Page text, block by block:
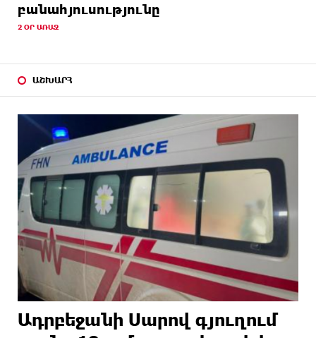
բանահյուսությունը
2 ՕՐ ԱՌԱՋ
ԱՇԽԱՐՀ
Ադրբեջանի Սարով գյուղում